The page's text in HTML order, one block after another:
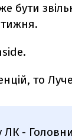
бути
то
-